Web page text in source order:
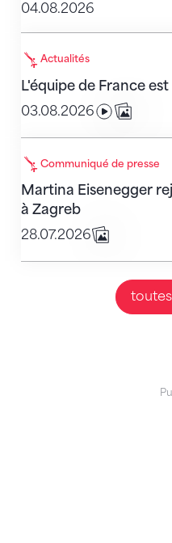
04.08.2026
Actualités
L'équipe de France
03.08.2026
Communiqué de presse
Martina Eisenegger
à Zagreb
28.07.2026